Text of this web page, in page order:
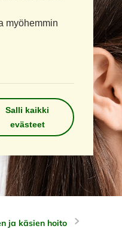
myöhemmin
Salli kaikki
evästeet
ja käsien hoito